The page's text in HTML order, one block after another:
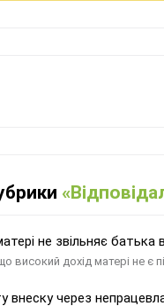
не звільняє батька
високий дохід матері не
внеску через